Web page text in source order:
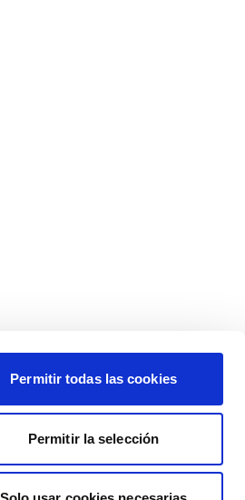
Permitir todas las cookies
Permitir la selección